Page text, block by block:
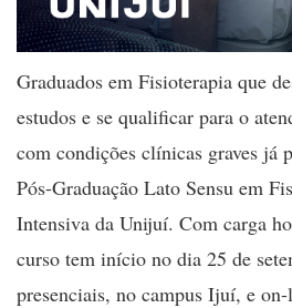
Graduados em Fisioterapia que
estudos e se qualificar para o
com condições clínicas graves já
Pós-Graduação Lato Sensu em
Intensiva da Unijuí. Com carga
curso tem início no dia 25 de
presenciais, no campus Ijuí, e